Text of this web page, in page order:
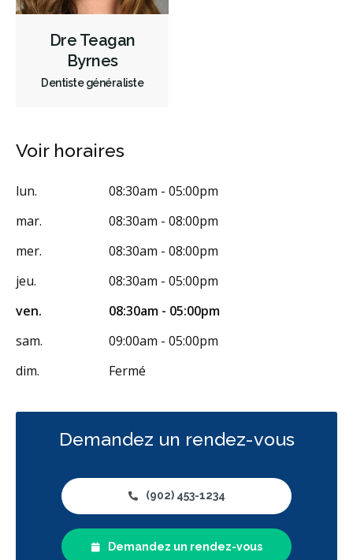
Dre Teagan
Byrnes
Dentiste généraliste
Voir horaires
lun.
08:30am - 05:00pm
mar.
08:30am - 08:00pm
mer.
08:30am - 08:00pm
jeu.
08:30am - 05:00pm
ven.
08:30am - 05:00pm
sam.
09:00am - 05:00pm
dim.
Fermé
Demandez un rendez-vous
(902) 453-1234
Demandez un rendez-vous